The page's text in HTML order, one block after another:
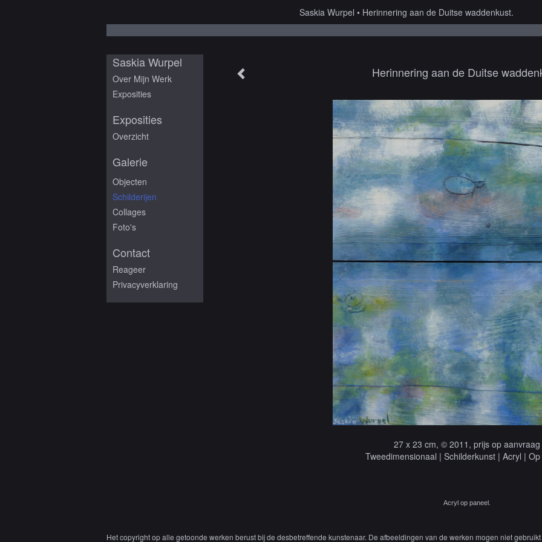
Saskia Wurpel Herinnering aan de Duitse waddenkust.
Herinnering aan de Duitse
27 x 23 cm, © 2011, prijs op aanvraag
Tweedimensionaal | Schilderkunst | Acryl |
Acryl op paneel.
Saskia Wurpel
Over Mijn Werk
Exposities
Exposities
Overzicht
Galerie
Objecten
Schilderijen
Collages
Foto's
Contact
Reageer
Privacyverklaring
Het copyright op alle getoonde werken berust bij de desbetreffende kunstenaar. De afbeeldingen van de werken mogen niet